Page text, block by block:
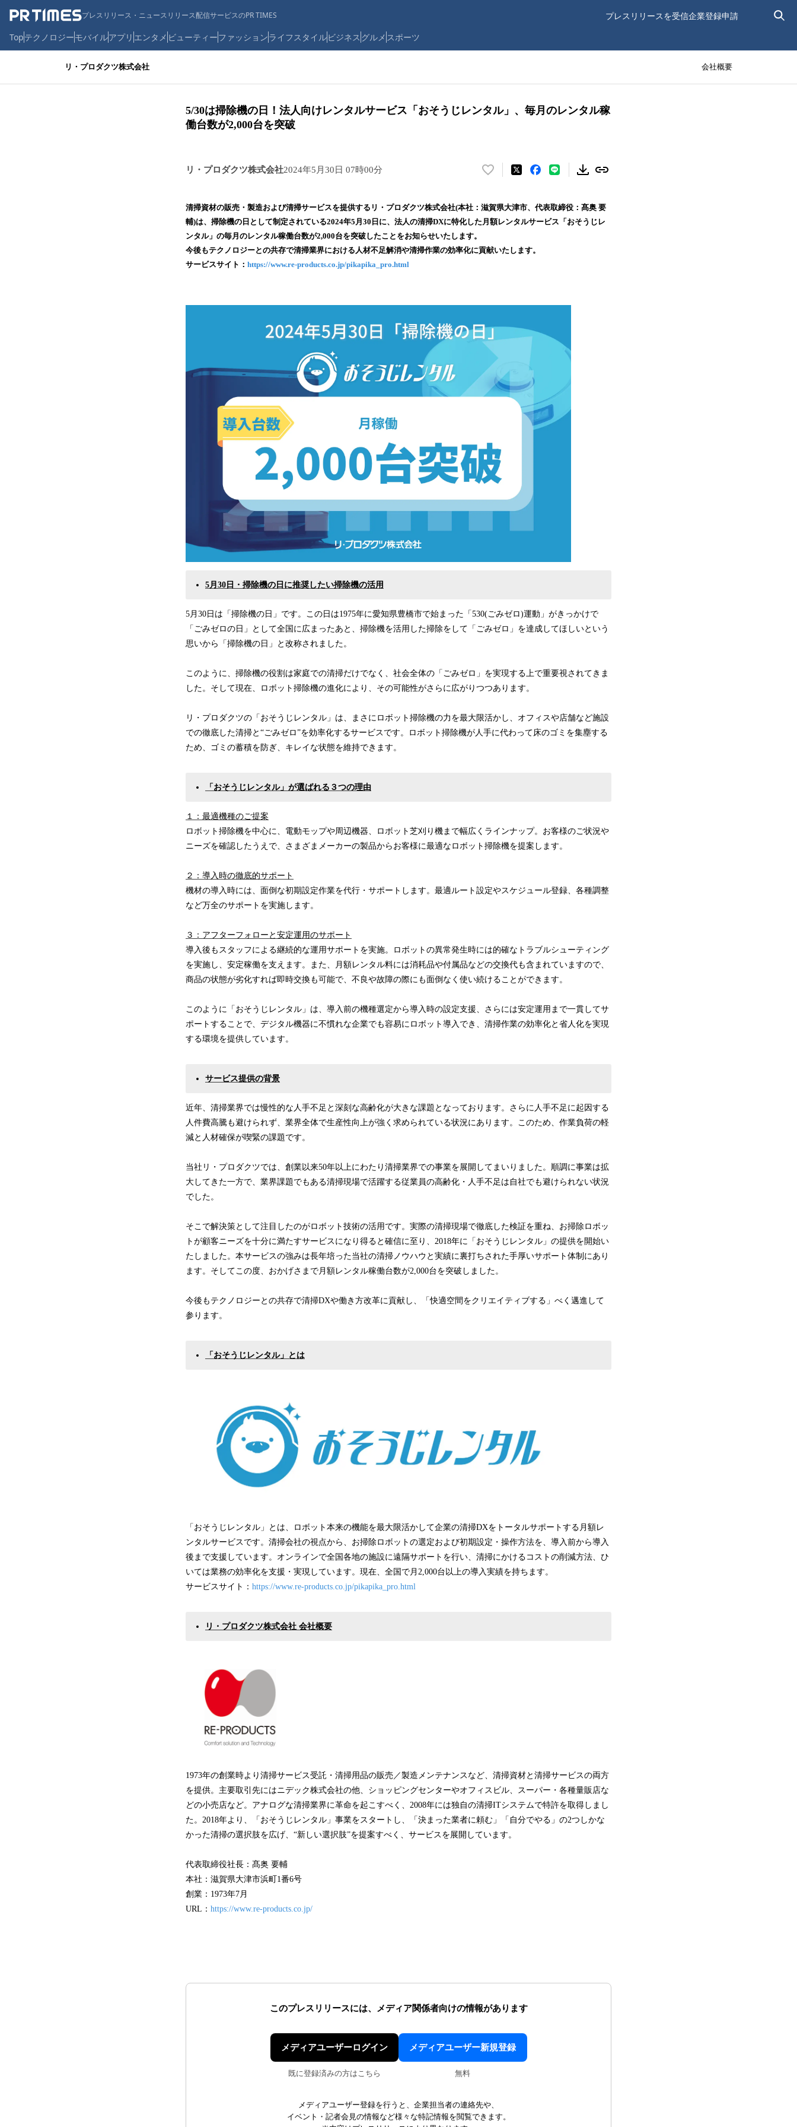
プレスリリース・ニュースリリース配信サービスのPR TIMES プレスリリースを受信企業登録申請
Topテクノロジーモバイルアプリ エンタメ ビューティーファッションライフスタイルビジネス グルメ スポーツ
リ・プロダクツ株式会社 会社概要
5/30は掃除機の日！法人向けレンタルサービス「おそうじレンタル」、毎月のレンタル稼
働台数が2,000台を突破
リ・プロダクツ株式会社2024年5月30日 07時00分
い
！
数
読
す
清掃資材の販売・製造および清掃サービスを提供するリ・プロダクツ株式会社(本社：滋賀県大津市、代表取締役：髙奥 要
輔)は、掃除機の日として制定されている2024年5月30日に、法人の清掃DXに特化した月額レンタルサービス「おそうじレ
ンタル」の毎月のレンタル稼働台数が2,000台を突破したことをお知らせいたします。
今後もテクノロジーとの共存で清掃業界における人材不足解消や清掃作業の効率化に貢献いたします。
サービスサイト： https://www.re-products.co.jp/pikapika_pro.html
5月30日・掃除機の日に推奨したい掃除機の活用
5月30日は「掃除機の日」です。この日は1975年に愛知県豊橋市で始まった「530(ごみゼロ)運動」がきっかけで
「ごみゼロの日」として全国に広まったあと、掃除機を活用した掃除をして「ごみゼロ」を達成してほしいという
思いから「掃除機の日」と改称されました。
このように、掃除機の役割は家庭での清掃だけでなく、社会全体の「ごみゼロ」を実現する上で重要視されてきま
した。そして現在、ロボット掃除機の進化により、その可能性がさらに広がりつつあります。
リ・プロダクツの「おそうじレンタル」は、まさにロボット掃除機の力を最大限活かし、オフィスや店舗など施設
での徹底した清掃と“ごみゼロ”を効率化するサービスです。ロボット掃除機が人手に代わって床のゴミを集塵する
ため、ゴミの蓄積を防ぎ、キレイな状態を維持できます。
「おそうじレンタル」が選ばれる３つの理由
１：最適機種のご提案
ロボット掃除機を中心に、電動モップや周辺機器、ロボット芝刈り機まで幅広くラインナップ。お客様のご状況や
ニーズを確認したうえで、さまざまメーカーの製品からお客様に最適なロボット掃除機を提案します。
２：導入時の徹底的サポート
機材の導入時には、面倒な初期設定作業を代行・サポートします。最適ルート設定やスケジュール登録、各種調整
など万全のサポートを実施します。
３：アフターフォローと安定運用のサポート
導入後もスタッフによる継続的な運用サポートを実施。ロボットの異常発生時には的確なトラブルシューティング
を実施し、安定稼働を支えます。また、月額レンタル料には消耗品や付属品などの交換代も含まれていますので、
商品の状態が劣化すれば即時交換も可能で、不良や故障の際にも面倒なく使い続けることができます。
このように「おそうじレンタル」は、導入前の機種選定から導入時の設定支援、さらには安定運用まで一貫してサ
ポートすることで、デジタル機器に不慣れな企業でも容易にロボット導入でき、清掃作業の効率化と省人化を実現
する環境を提供しています。
サービス提供の背景
近年、清掃業界では慢性的な人手不足と深刻な高齢化が大きな課題となっております。さらに人手不足に起因する
人件費高騰も避けられず、業界全体で生産性向上が強く求められている状況にあります。このため、作業負荷の軽
減と人材確保が喫緊の課題です。
当社リ・プロダクツでは、創業以来50年以上にわたり清掃業界での事業を展開してまいりました。順調に事業は拡
大してきた一方で、業界課題でもある清掃現場で活躍する従業員の高齢化・人手不足は自社でも避けられない状況
でした。
そこで解決策として注目したのがロボット技術の活用です。実際の清掃現場で徹底した検証を重ね、お掃除ロボッ
トが顧客ニーズを十分に満たすサービスになり得ると確信に至り、2018年に「おそうじレンタル」の提供を開始い
たしました。本サービスの強みは長年培った当社の清掃ノウハウと実績に裏打ちされた手厚いサポート体制にあり
ます。そしてこの度、おかげさまで月額レンタル稼働台数が2,000台を突破しました。
今後もテクノロジーとの共存で清掃DXや働き方改革に貢献し、「快適空間をクリエイティブする」べく邁進して
参ります。
「おそうじレンタル」とは
「おそうじレンタル」とは、ロボット本来の機能を最大限活かして企業の清掃DXをトータルサポートする月額レ
ンタルサービスです。清掃会社の視点から、お掃除ロボットの選定および初期設定・操作方法を、導入前から導入
後まで支援しています。オンラインで全国各地の施設に遠隔サポートを行い、清掃にかけるコストの削減方法、ひ
いては業務の効率化を支援・実現しています。現在、全国で月2,000台以上の導入実績を持ちます。
サービスサイト： https://www.re-products.co.jp/pikapika_pro.html
リ・プロダクツ株式会社 会社概要
1973年の創業時より清掃サービス受託・清掃用品の販売／製造メンテナンスなど、清掃資材と清掃サービスの両方
を提供。主要取引先にはニデック株式会社の他、ショッピングセンターやオフィスビル、スーパー・各種量販店な
どの小売店など。アナログな清掃業界に革命を起こすべく、2008年には独自の清掃ITシステムで特許を取得しまし
た。2018年より、「おそうじレンタル」事業をスタートし、「決まった業者に頼む」「自分でやる」の2つしかな
かった清掃の選択肢を広げ、“新しい選択肢”を提案すべく、サービスを展開しています。
代表取締役社長：髙奥 要輔
本社：滋賀県大津市浜町1番6号
創業：1973年7月
URL： https://www.re-products.co.jp/
このプレスリリースには、 メディア関係者向けの情報があります
メディアユーザーログイン
既に登録済みの方はこちら
メディアユーザー新規登録
無料
メディアユーザー登録を行うと、企業担当者の連絡先や、
イベント・記者会見の情報など様々な特記情報を閲覧できます。